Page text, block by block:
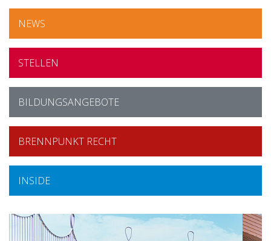
NEWS
STELLEN
BILDUNGSANGEBOTE
BRENNPUNKT RECHT
INSIDE